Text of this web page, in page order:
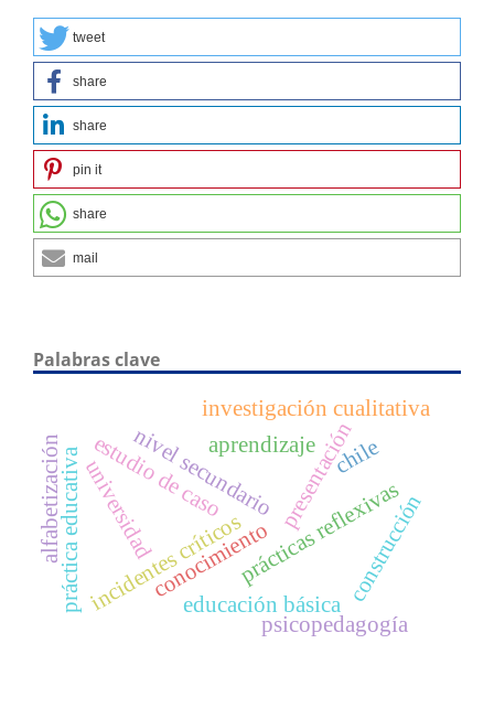
tweet
share
share
pin it
share
mail
Palabras clave
presentación
prácticas reflexivas
incidentes críticos
nivel secundario
investigación cualitativa
educación básica
aprendizaje
conocimiento construcción
universidad
psicopedagogía
práctica educativaestudio de caso chile
alfabetización